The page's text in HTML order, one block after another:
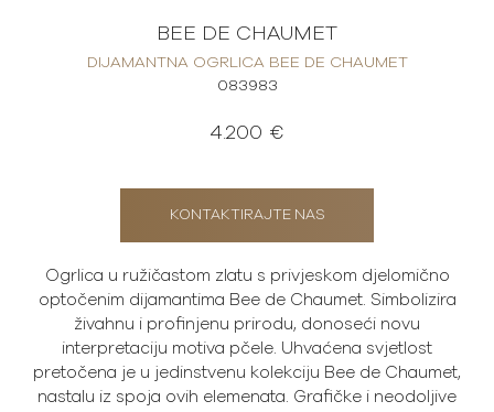
BEE DE CHAUMET
DIJAMANTNA OGRLICA BEE DE CHAUMET
083983
4.200 €
KONTAKTIRAJTE NAS
Ogrlica u ružičastom zlatu s privjeskom djelomično
optočenim dijamantima Bee de Chaumet. Simbolizira
živahnu i profinjenu prirodu, donoseći novu
interpretaciju motiva pčele. Uhvaćena svjetlost
pretočena je u jedinstvenu kolekciju Bee de Chaumet,
nastalu iz spoja ovih elemenata. Grafičke i neodoljive